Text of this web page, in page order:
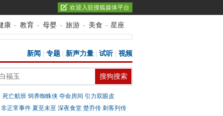
欢迎入驻搜狐媒体平台
康 - 教育 - 母婴 - 旅游 - 美食 - 星座
新闻 专题 新声力量 试听| 视频
死亡航班 饲养蜘蛛侠 夺命房间 引力双眼皮
非正常事件 夏至未至 深夜食堂 楚乔传 刺客列传